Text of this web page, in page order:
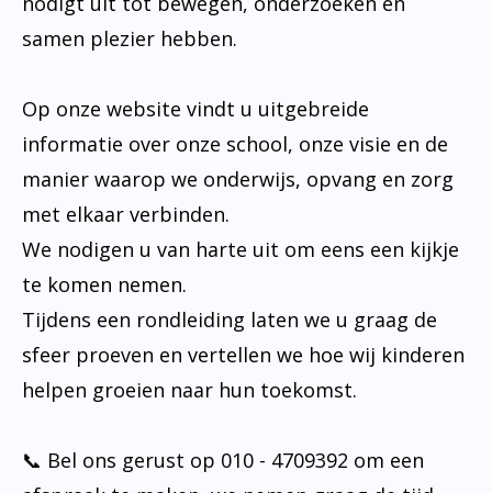
samen plezier hebben.
Op onze website vindt u uitgebreide
informatie over onze school, onze visie en de
manier waarop we onderwijs, opvang en zorg
met elkaar verbinden.
We nodigen u van harte uit om eens een kijkje
te komen nemen.
Tijdens een rondleiding laten we u graag de
sfeer proeven en vertellen we hoe wij kinderen
helpen groeien naar hun toekomst.
📞 Bel ons gerust op 010 - 4709392 om een